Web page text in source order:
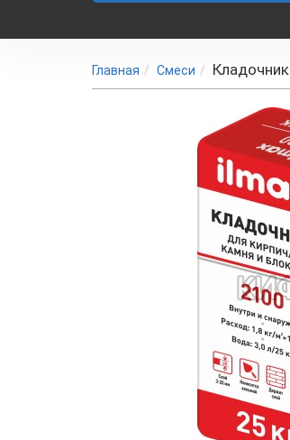
Главная Смеси